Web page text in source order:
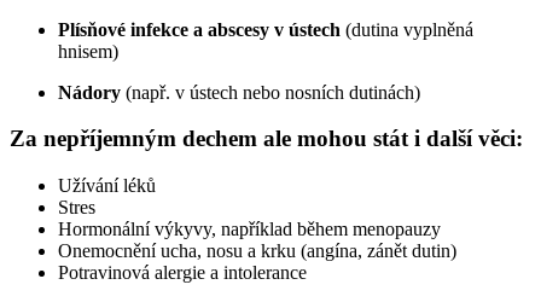
Plísňové infekce a abscesy v ústech (dutina vyplněná
hnisem)
Nádory (např. v ústech nebo nosních dutinách)
Za nepříjemným dechem ale mohou stát i další věci:
Užívání léků
Stres
Hormonální výkyvy, například během menopauzy
Onemocnění ucha, nosu a krku (angína, zánět dutin)
Potravinová alergie a intolerance